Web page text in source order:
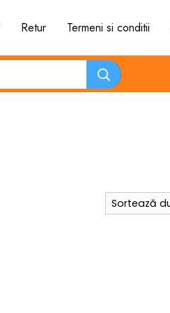
Retur Termeni si conditii